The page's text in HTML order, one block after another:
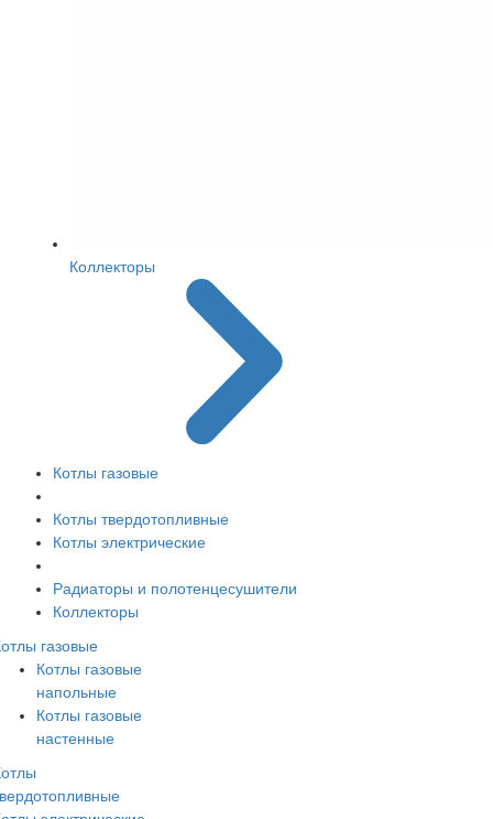
Коллекторы
Котлы газовые
Котлы твердотопливные
Котлы электрические
Радиаторы и полотенцесушители
Коллекторы
газовые
Котлы газовые
напольные
Котлы газовые
настенные